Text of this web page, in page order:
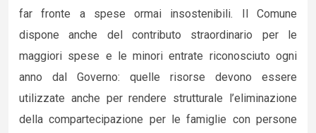
far fronte a spese ormai insostenibili. Il Comune
dispone anche del contributo straordinario per le
maggiori spese e le minori entrate riconosciuto ogni
anno dal Governo: quelle risorse devono essere
utilizzate anche per rendere strutturale l’eliminazione
della compartecipazione per le famiglie con persone